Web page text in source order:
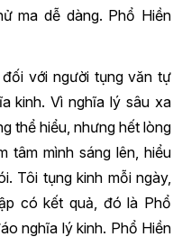
ma dễ dàng. Phổ Hiền
với người tụng văn tự
kinh. Vì nghĩa lý sâu xa
thể hiểu, nhưng hết lòng
tâm mình sáng lên, hiểu
Tôi tụng kinh mỗi ngày,
có kết quả, đó là Phổ
nghĩa lý kinh. Phổ Hiền